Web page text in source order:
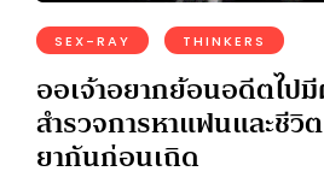
SEX-RAY THINKERS
ออเจ้าอยากย้อนอดีตไป
สำรวจการหาแฟนและชีวิ
ยากันก่อนเถิด